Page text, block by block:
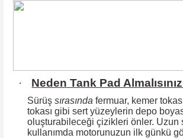
· Neden Tank Pad
Sürüş sırasında fermuar, kemer
tokası gibi sert yüzeylerin depo
oluşturabileceği çizikleri önler. Uzun
kullanımda motorunuzun ilk günkü